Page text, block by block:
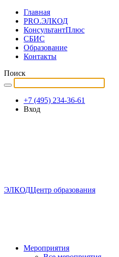
Главная
PRO.ЭЛКОД
КонсультантПлюс
СБИС
Образование
Контакты
Поиск
+7 (495) 234-36-61
Вход
ЭЛКОДЦентр образования
Мероприятия